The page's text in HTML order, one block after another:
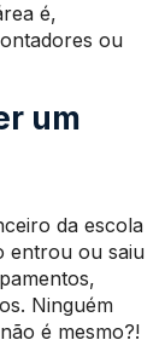
é,
ou
um
da escola
entrou ou saiu
Ninguém
é mesmo?!